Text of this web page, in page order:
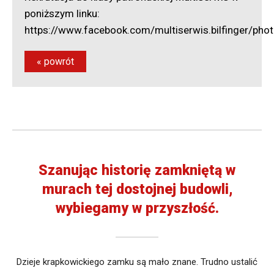
Rekrutacja
-
Rekrutacja
-
poniższym linku:
https://www.facebook.com/multiserwis.bilfinger/
« powrót
Szanując historię zamkniętą w
murach tej dostojnej budowli,
wybiegamy w przyszłość.
Dzieje krapkowickiego zamku są mało znane. Trudno ustalić